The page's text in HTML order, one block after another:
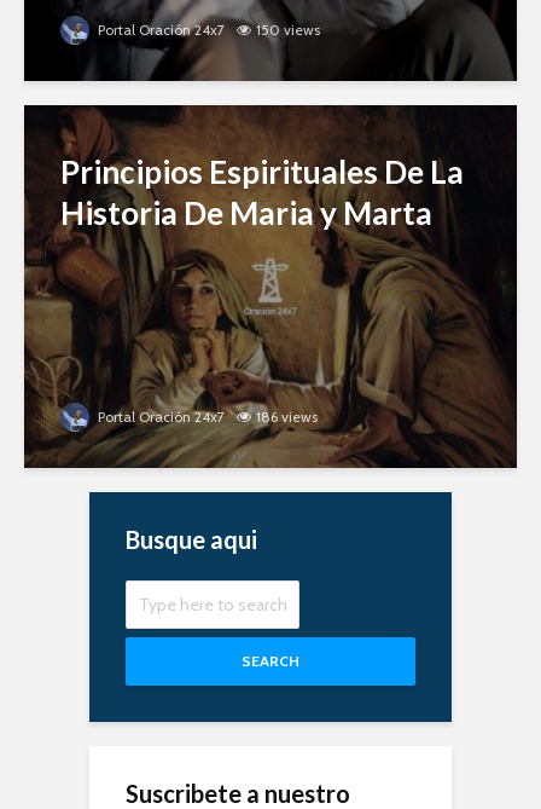
Portal Oración 24x7 150 views
Principios Espirituales De La
Historia De Maria y Marta
Portal Oración 24x7 186 views
Busque aqui
SEARCH
Suscribete a nuestro